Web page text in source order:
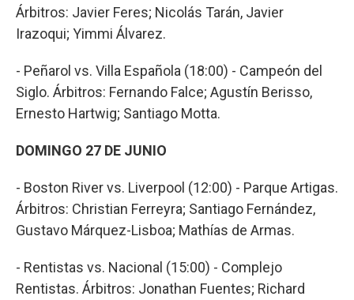
Árbitros: Javier Feres; Nicolás Tarán, Javier
Irazoqui; Yimmi Álvarez.
- Peñarol vs. Villa Española (18:00) - Campeón del
Siglo. Árbitros: Fernando Falce; Agustín Berisso,
Ernesto Hartwig; Santiago Motta.
DOMINGO 27 DE JUNIO
- Boston River vs. Liverpool (12:00) - Parque Artigas.
Árbitros: Christian Ferreyra; Santiago Fernández,
Gustavo Márquez-Lisboa; Mathías de Armas.
- Rentistas vs. Nacional (15:00) - Complejo
Rentistas. Árbitros: Jonathan Fuentes; Richard